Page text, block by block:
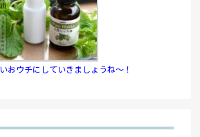
おウチにしていきましょうね～！